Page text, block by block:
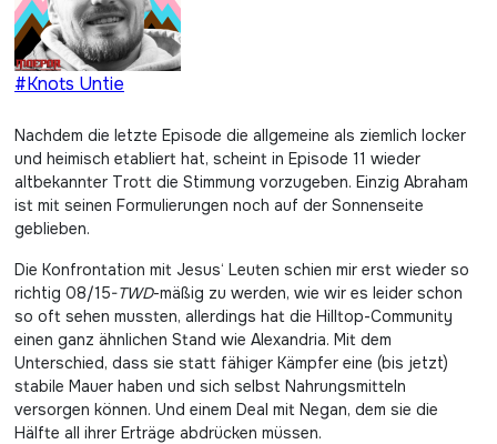
#Knots Untie
Nachdem die letzte Episode die allgemeine als ziemlich locker
und heimisch etabliert hat, scheint in Episode 11 wieder
altbekannter Trott die Stimmung vorzugeben. Einzig Abraham
ist mit seinen Formulierungen noch auf der Sonnenseite
geblieben.
Die Konfrontation mit Jesus‘ Leuten schien mir erst wieder so
richtig 08/15-TWD-mäßig zu werden, wie wir es leider schon
so oft sehen mussten, allerdings hat die Hilltop-Community
einen ganz ähnlichen Stand wie Alexandria. Mit dem
Unterschied, dass sie statt fähiger Kämpfer eine (bis jetzt)
stabile Mauer haben und sich selbst Nahrungsmitteln
versorgen können. Und einem Deal mit Negan, dem sie die
Hälfte all ihrer Erträge abdrücken müssen.